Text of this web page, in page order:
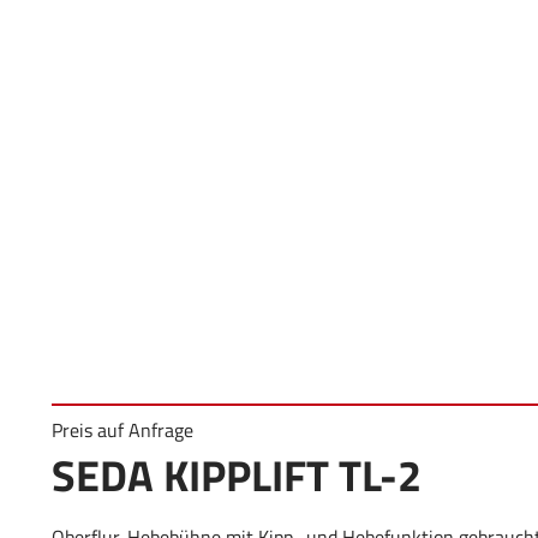
Preis auf Anfrage
SEDA KIPPLIFT TL-2